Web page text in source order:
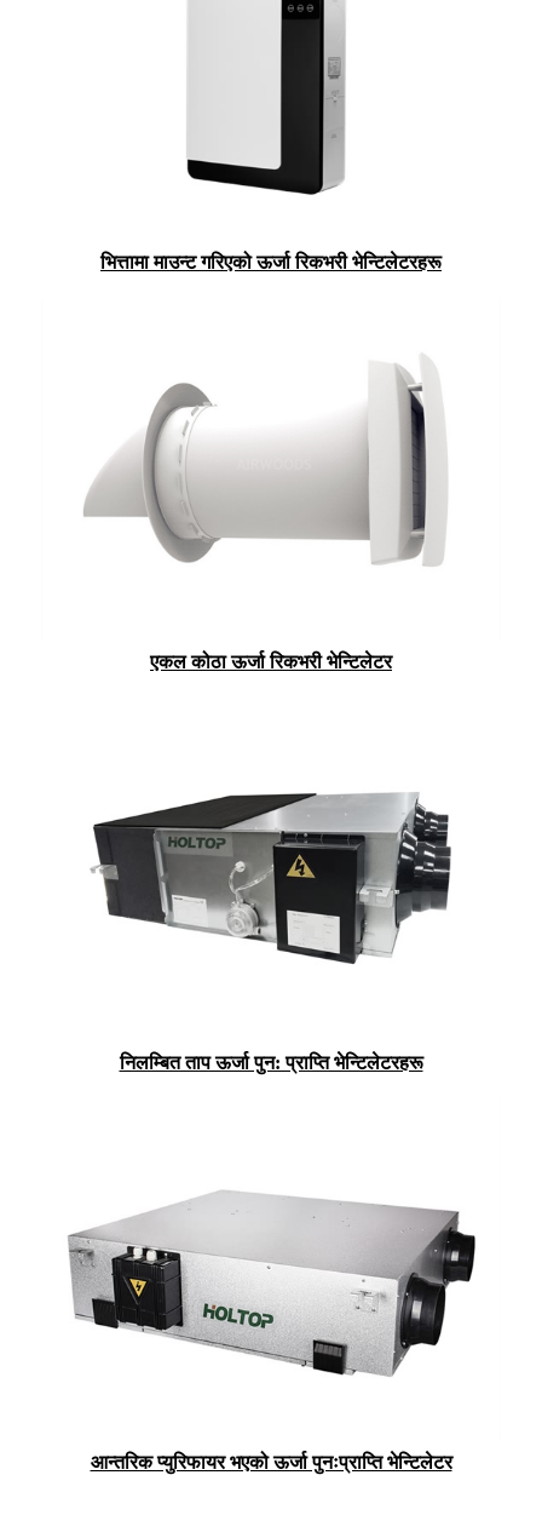
भित्तामा माउन्ट गरिएको ऊर्जा रिकभरी भेन्टिलेटरहरू
एकल कोठा ऊर्जा रिकभरी भेन्टिलेटर
निलम्बित ताप ऊर्जा पुन: प्राप्ति भेन्टिलेटरहरू
आन्तरिक प्युरिफायर भएको ऊर्जा पुनःप्राप्ति भेन्टिलेटर